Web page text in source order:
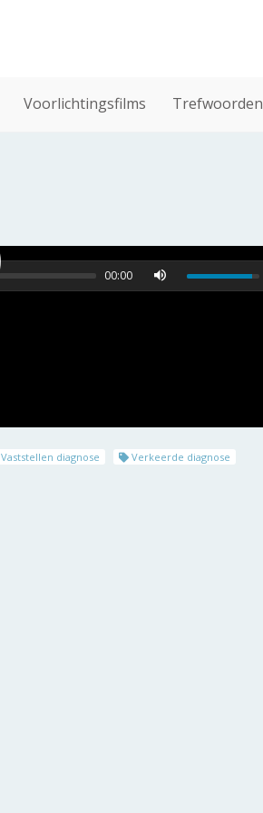
Voorlichtingsfilms Trefwoorden
00:00
Vaststellen diagnose
Verkeerde diagnose